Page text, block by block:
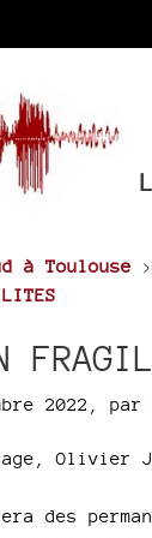
à Toulouse
2022 par
Olivier J.
des